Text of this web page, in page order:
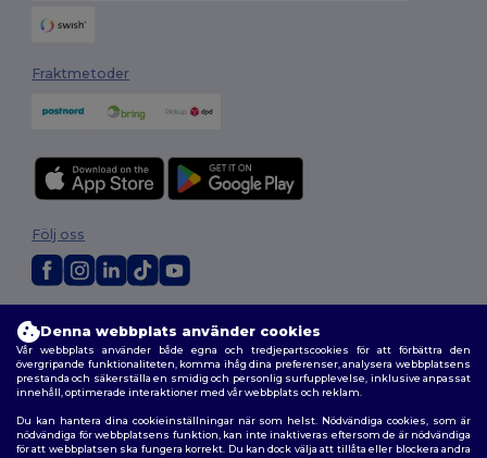
Fraktmetoder
Allmänna Villkor|Anpassad policy|Integritetspolicy
|Karta över webbplatsen
Följ oss
Denna webbplats använder cookies
Vår webbplats använder både egna och tredjepartscookies för att förbättra den
övergripande funktionaliteten, komma ihåg dina preferenser, analysera webbplatsens
prestanda och säkerställa en smidig och personlig surfupplevelse, inklusive anpassat
innehåll, optimerade interaktioner med vår webbplats och reklam.
Du kan hantera dina cookieinställningar när som helst. Nödvändiga cookies, som är
nödvändiga för webbplatsens funktion, kan inte inaktiveras eftersom de är nödvändiga
för att webbplatsen ska fungera korrekt. Du kan dock välja att tillåta eller blockera andra